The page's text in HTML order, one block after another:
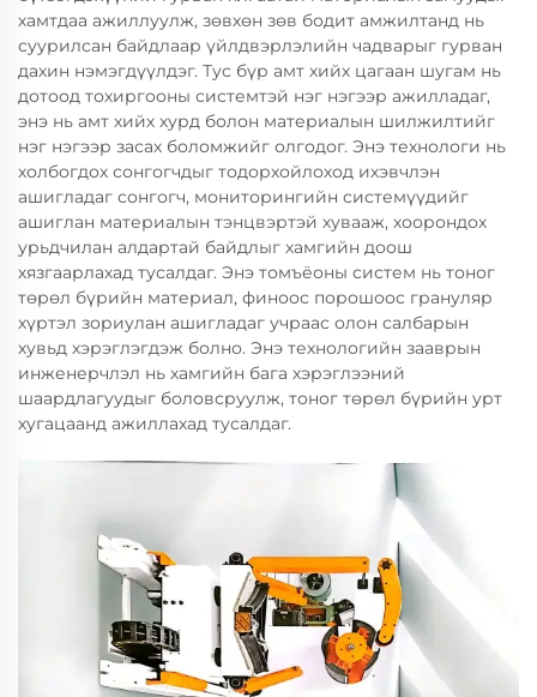
хамтдаа ажиллуулж, зөвхөн зөв бодит амжилтанд нь
суурилсан байдлаар үйлдвэрлэлийн чадварыг гурван
дахин нэмэгдүүлдэг. Тус бүр амт хийх цагаан шугам нь
дотоод тохиргооны системтэй нэг нэгээр ажилладаг,
энэ нь амт хийх хурд болон материалын шилжилтийг
нэг нэгээр засах боломжийг олгодог. Энэ технологи нь
холбогдох сонгогчдыг тодорхойлоход ихэвчлэн
ашигладаг сонгогч, мониторингийн системүүдийг
ашиглан материалын тэнцвэртэй хувааж, хоорондох
урьдчилан алдартай байдлыг хамгийн доош
хязгаарлахад тусалдаг. Энэ томъёоны систем нь тоног
төрөл бүрийн материал, финоос порошоос грануляр
хүртэл зориулан ашигладаг учраас олон салбарын
хувьд хэрэглэгдэж болно. Энэ технологийн зааврын
инженерчлэл нь хамгийн бага хэрэглээний
шаардлагуудыг боловсруулж, тоног төрөл бүрийн урт
хугацаанд ажиллахад тусалдаг.